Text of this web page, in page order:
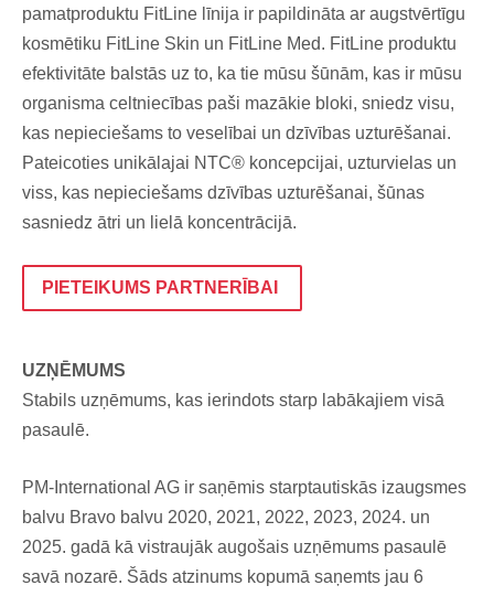
pamatproduktu FitLine līnija ir papildināta ar augstvērtīgu
kosmētiku FitLine Skin un FitLine Med. FitLine produktu
efektivitāte balstās uz to, ka tie mūsu šūnām, kas ir mūsu
organisma celtniecības paši mazākie bloki, sniedz visu,
kas nepieciešams to veselībai un dzīvības uzturēšanai.
Pateicoties unikālajai NTC® koncepcijai, uzturvielas un
viss, kas nepieciešams dzīvības uzturēšanai, šūnas
sasniedz ātri un lielā koncentrācijā.
PIETEIKUMS PARTNERĪBAI
UZŅĒMUMS
Stabils uzņēmums, kas ierindots starp labākajiem visā
pasaulē.
PM-International AG ir saņēmis starptautiskās izaugsmes
balvu Bravo balvu 2020, 2021, 2022, 2023, 2024. un
2025. gadā kā vistraujāk augošais uzņēmums pasaulē
savā nozarē. Šāds atzinums kopumā saņemts jau 6